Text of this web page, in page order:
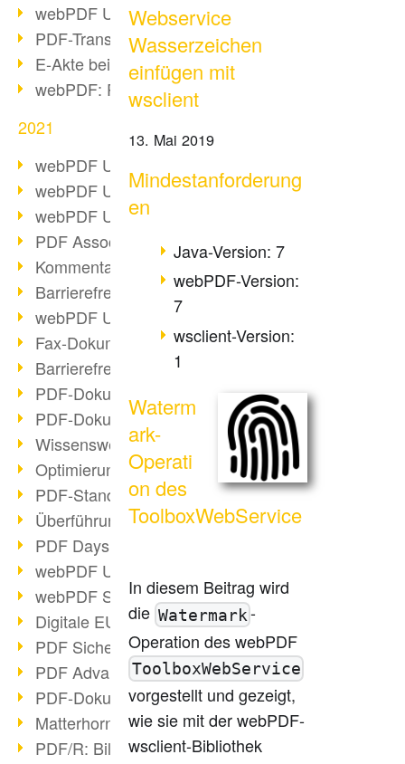
webPDF Update 8.0.0.2393
PDF-Transparenz beim PDF-Format
E-Akte bei Behörden
webPDF: PDF-Anhänge verwalten
2021
webPDF Update 8.0.0.2376
webPDF Update 8.0.0.2374
webPDF Update 8.0.0.2372
PDF Association 2021 Entwicklungen
Kommentare im PDF einfügen
Barrierefreie PDF-Dokumente (3/3)
webPDF Update 8.0.0.2338
Fax-Dokumente in Workflow
Barrierefreie PDF-Dokumente (2/3)
PDF-Dokumente mit OCR optimieren
PDF-Dokumente barrierefrei?
Wissenswertes über E-Signatur
Optimierung des PDF-Formats
PDF-Standards im Überblick
Überführung PDF/A in Archivsystem
PDF Days Europe 2021
webPDF Update 8.0.0.2282
webPDF Statistik-Auswertungen
Digitale EU COVID-Zertifikate
PDF Sicherheitseinstellungen
PDF Advanced Electronic Signature
PDF-Dokumente neu organisieren
Matterhorn Protokoll 1.1 verfügbar
PDF/R: Bildformat der Zukunft
Webservice
Wasserzeichen
einfügen mit
wsclient
13. Mai 2019
Mindestanforderung
en
Java-Version: 7
webPDF-Version:
7
wsclient-Version:
1
Waterm
ark-
Operati
on des
ToolboxWebService
In diesem Beitrag wird
die Watermark-
Operation des webPDF
ToolboxWebService
vorgestellt und gezeigt,
wie sie mit der webPDF-
wsclient-Bibliothek